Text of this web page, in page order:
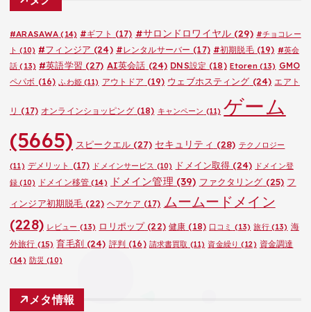
#ARASAWA (14) #ギフト (17) #サロンドロワイヤル(29) #チョコレー
ト (10) #フィンジア (24) #レンタルサーバー (17) #初期脱毛(19) #英会
話 (13) #英語学習 (27) AI英会話 (24) DNS設定 (18) Etoren(13) GMO
ペパボ (16) ふわ姫(11) アウトドア (19) ウェブホスティング (24) エアト
リ (17) オンラインショッピング(18) キャンペーン (11) ゲーム
(5665) スピークエル(27) セキュリティ (28) テクノロジー
(11) デメリット (17) ドメインサービス (10) ドメイン取得 (24) ドメイン登
録 (10) ドメイン移管(14) ドメイン管理 (39) ファクタリング (25) フ
ィンジア初期脱毛 (22) ヘアケア (17) ムームードメイン
(228) レビュー (13) ロリポップ(22) 健康 (18) 口コミ (13) 旅行(13) 海
外旅行 (15) 育毛剤(24) 評判 (16) 請求書買取 (11) 資金繰り (12) 資金調達
(14) 防災 (10)
メタ情報